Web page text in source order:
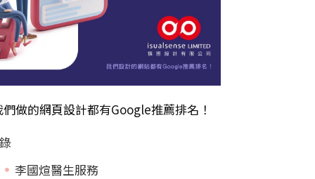
們做的網頁設計都有Google推薦排名！
李國煊醫生服務